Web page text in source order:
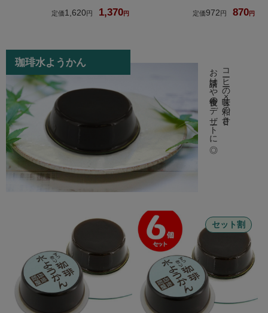
1,620 1,370 972 870
珈琲水ようかん
コーヒーの苦味×和の甘さ
お茶請けや食後のデザートに◎
セット割